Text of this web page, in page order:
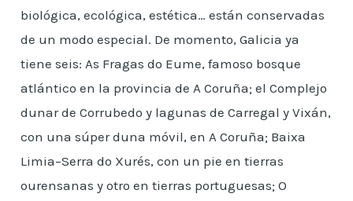
biológica, ecológica, estética… están conservadas
de un modo especial. De momento, Galicia ya
tiene seis: As Fragas do Eume, famoso bosque
atlántico en la provincia de A Coruña; el Complejo
dunar de Corrubedo y lagunas de Carregal y Vixán,
con una súper duna móvil, en A Coruña; Baixa
Limia–Serra do Xurés, con un pie en tierras
ourensanas y otro en tierras portuguesas; O